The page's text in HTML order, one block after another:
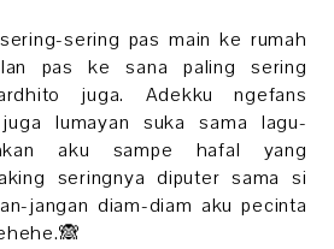
sering pas main ke rumah
pas ke sana paling sering
juga. Adekku ngefans
lumayan suka sama lagu-
aku sampe hafal yang
seringnya diputer sama si
jangan diam-diam aku pecinta